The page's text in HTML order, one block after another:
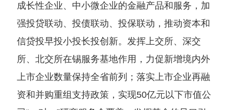
成长性企业、中小微企业的金融产品和服务，加
强投贷联动、投债联动、投保联动，推动资本和
信贷投早投小投长投创新。发挥上交所、深交
所、北交所在锡服务基地作用，力促新增境内外
上市企业数量保持全省前列；落实上市企业再融
资和并购重组支持政策，实现50亿元以下市值公